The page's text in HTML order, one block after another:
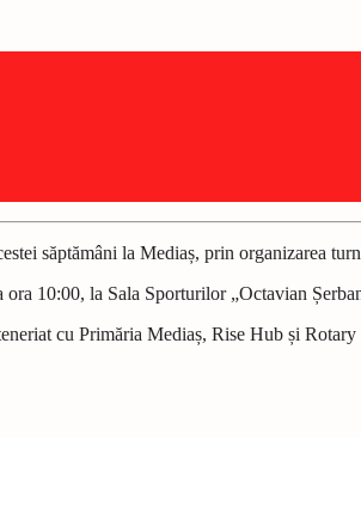
săptămâni la Mediaș, prin organizarea
10:00, la Sala Sporturilor „Octavian
cu Primăria Mediaș, Rise Hub și